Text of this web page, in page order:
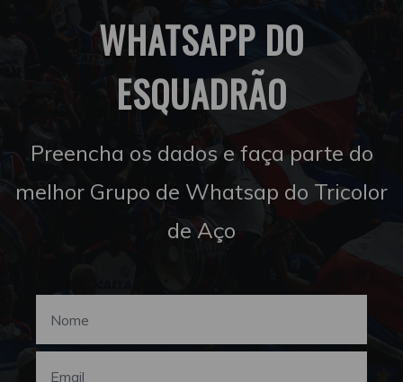
WHATSAPP DO
ESQUADRÃO
Preencha os dados e faça parte do
melhor Grupo de Whatsap do Tricolor
de Aço